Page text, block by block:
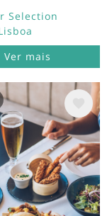
Selection
Ver mais